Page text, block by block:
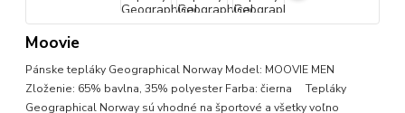
Moovie
Pánske tepláky Geographical Norway Model: MOOVIE MEN
Zloženie: 65% bavlna, 35% polyester Farba: čierna Tepláky
Geographical Norway sú vhodné na športové a všetky voľno